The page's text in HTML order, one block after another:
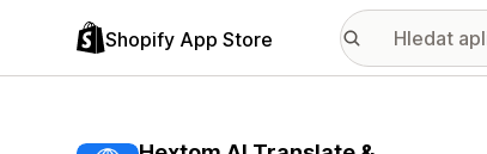
Shopify App Store